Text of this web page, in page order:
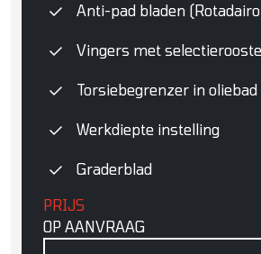
Anti-pad bladen
Vingers met
Torsiebegrenzer in
Werkdiepte instelling
Graderblad
PRIJS
OP AANVRAAG